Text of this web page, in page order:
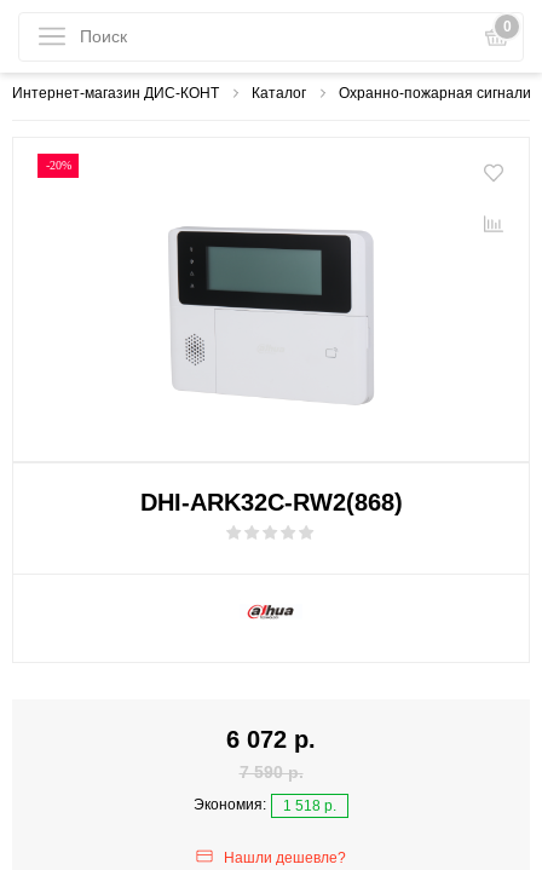
0
Интернет-магазин ДИС-КОНТ Каталог Охранно-пожарная
-20%
DHI-ARK32C-RW2(868)
6 072 р.
7 590 р.
Экономия: 1 518 р.
Нашли дешевле?